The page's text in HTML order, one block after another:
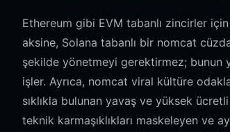
Ethereum gibi EVM tabanlı zincirler
aksine, Solana tabanlı bir nomcat
şekilde yönetmeyi gerektirmez; bunun
işler. Ayrıca, nomcat viral kültüre
sıklıkla bulunan yavaş ve yüksek
teknik karmaşıklıkları maskeleyen ve